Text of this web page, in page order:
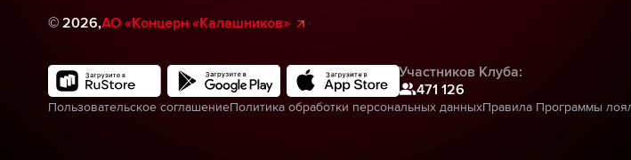
© 2026,АО «Концерн «Калашников»
Участников Клуба:
471 126
Пользовательское соглашениеПолитика обработки персональных данныхПравила Программы